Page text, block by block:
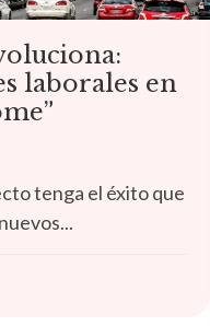
laborales en
tenga el éxito que